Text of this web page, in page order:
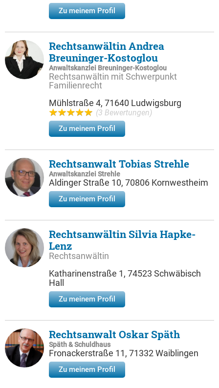
Zu meinem Profil
Rechtsanwältin Andrea
Breuninger-Kostoglou
Anwaltskanzlei Breuninger-Kostoglou
Rechtsanwältin mit Schwerpunkt
Familienrecht
Mühlstraße 4, 71640 Ludwigsburg
(3 Bewertungen)
Zu meinem Profil
Rechtsanwalt Tobias Strehle
Anwaltskanzlei Strehle
Aldinger Straße 10, 70806 Kornwestheim
Zu meinem Profil
Rechtsanwältin Silvia Hapke-
Lenz
Rechtsanwältin
Katharinenstraße 1, 74523 Schwäbisch
Hall
Zu meinem Profil
Rechtsanwalt Oskar Späth
Späth & Schuldhaus
Fronackerstraße 11, 71332 Waiblingen
Zu meinem Profil